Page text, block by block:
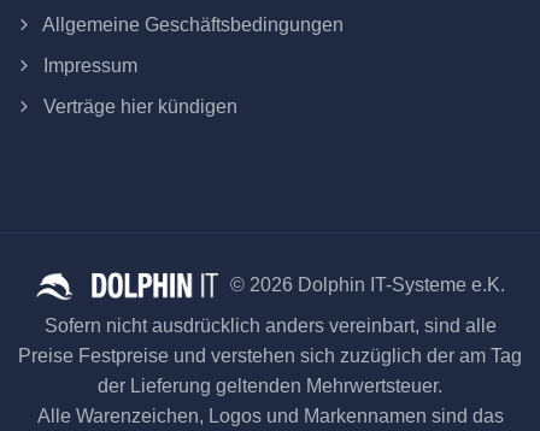
Allgemeine Geschäftsbedingungen
Impressum
Verträge hier kündigen
© 2026 Dolphin IT-Systeme e.K.
Sofern nicht ausdrücklich anders vereinbart, sind alle
Preise Festpreise und verstehen sich zuzüglich der am Tag
der Lieferung geltenden Mehrwertsteuer.
Alle Warenzeichen, Logos und Markennamen sind das